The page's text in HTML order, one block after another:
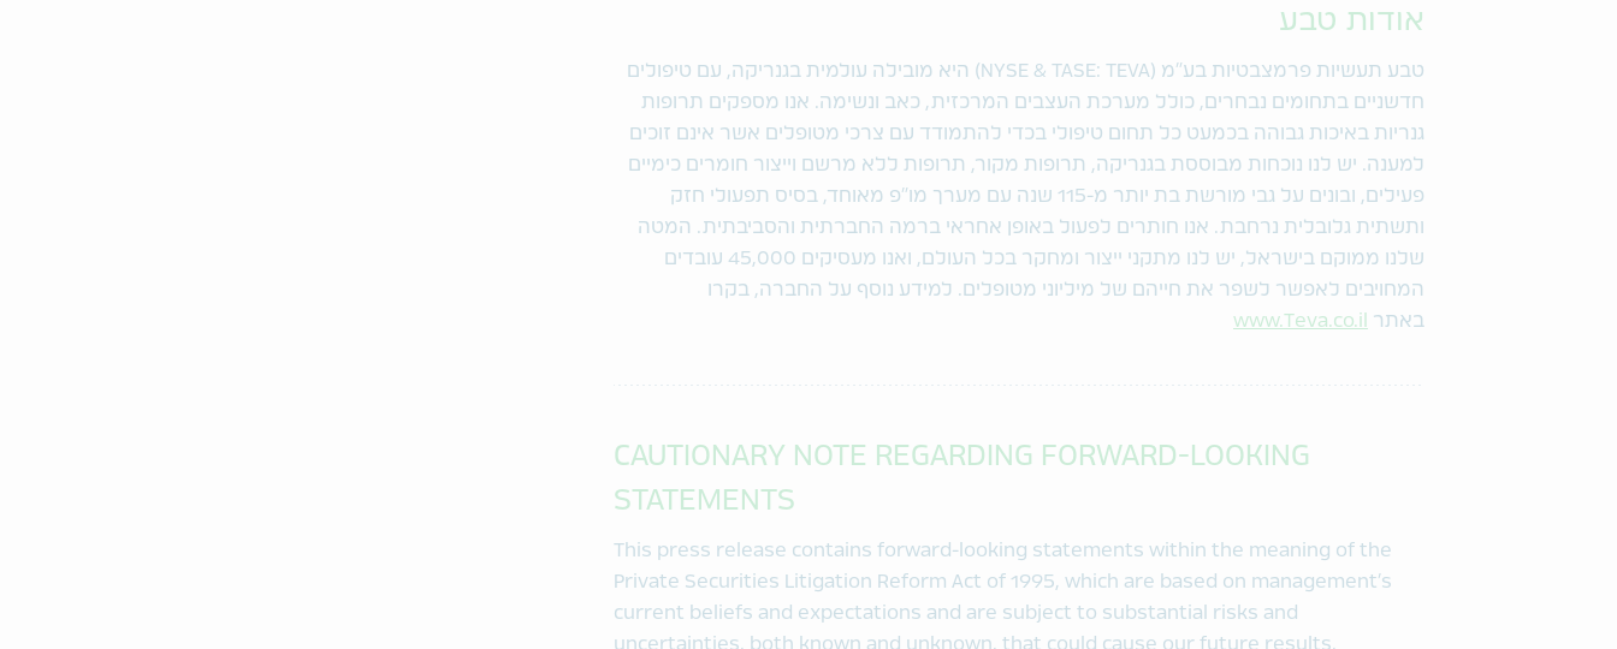
אודות טבע
טבע תעשיות פרמצבטיות בע"מ (NYSE & TASE: TEVA) היא מובילה עולמית בגנריקה, עם טיפולים
חדשניים בתחומים נבחרים, כולל מערכת העצבים המרכזית, כאב ונשימה. אנו מספקים תרופות
גנריות באיכות גבוהה בכמעט כל תחום טיפולי בכדי להתמודד עם צרכי מטופלים אשר אינם זוכים
למענה. יש לנו נוכחות מבוססת בגנריקה, תרופות מקור, תרופות ללא מרשם וייצור חומרים כימיים
פעילים, ובונים על גבי מורשת בת יותר מ-115 שנה עם מערך מו"פ מאוחד, בסיס תפעולי חזק
ותשתית גלובלית נרחבת. אנו חותרים לפעול באופן אחראי ברמה החברתית והסביבתית. המטה
שלנו ממוקם בישראל, יש לנו מתקני ייצור ומחקר בכל העולם, ואנו מעסיקים 45,000 עובדים
המחויבים לאפשר לשפר את חייהם של מיליוני מטופלים. למידע נוסף על החברה, בקרו
באתר
www.Teva.co.il
CAUTIONARY NOTE REGARDING FORWARD-LOOKING
STATEMENTS
This press release contains forward-looking statements within the meaning of the
Private Securities Litigation Reform Act of 1995, which are based on management’s
current beliefs and expectations and are subject to substantial risks and
uncertainties, both known and unknown, that could cause our future results,